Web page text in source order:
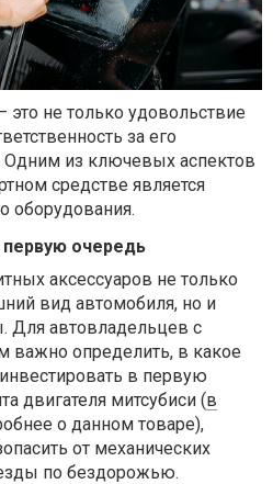
не только удовольствие
за его
Одним из ключевых аспектов
средстве является
оборудования.
первую очередь
аксессуаров не только
вид автомобиля, но и
Для автовладельцев с
определить, в какое
в первую
двигателя митсубиси (в
о данном товаре),
от механических
по бездорожью.